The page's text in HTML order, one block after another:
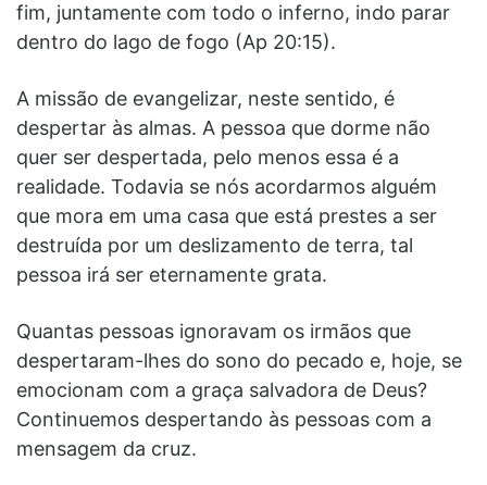
fim, juntamente com todo o inferno, indo parar
dentro do lago de fogo (Ap 20:15).
A missão de evangelizar, neste sentido, é
despertar às almas. A pessoa que dorme não
quer ser despertada, pelo menos essa é a
realidade. Todavia se nós acordarmos alguém
que mora em uma casa que está prestes a ser
destruída por um deslizamento de terra, tal
pessoa irá ser eternamente grata.
Quantas pessoas ignoravam os irmãos que
despertaram-lhes do sono do pecado e, hoje, se
emocionam com a graça salvadora de Deus?
Continuemos despertando às pessoas com a
mensagem da cruz.